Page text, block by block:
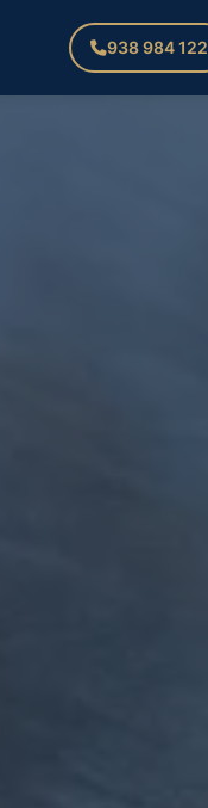
938 984 122